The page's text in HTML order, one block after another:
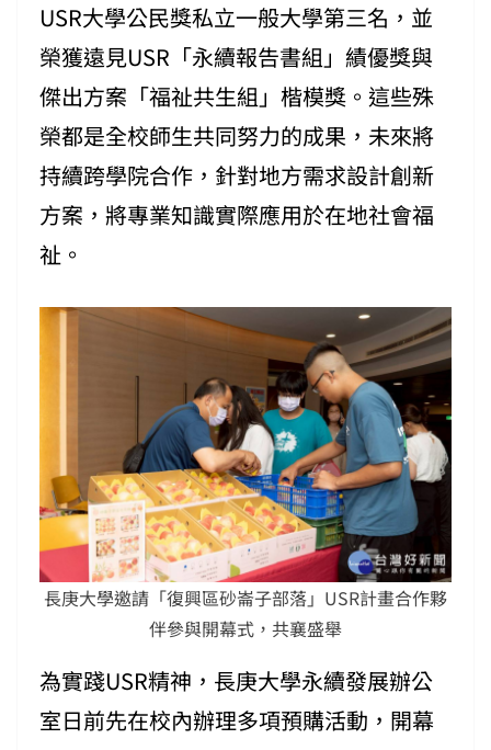
USR大學公民獎私立一般大學第三名，並
榮獲遠見USR「永續報告書組」績優獎與
傑出方案「福祉共生組」楷模獎。這些殊
榮都是全校師生共同努力的成果，未來將
持續跨學院合作，針對地方需求設計創新
方案，將專業知識實際應用於在地社會福
祉。
長庚大學邀請「復興區砂崙子部落」USR計畫合作夥
伴參與開幕式，共襄盛舉
為實踐USR精神，長庚大學永續發展辦公
室日前先在校內辦理多項預購活動，開幕